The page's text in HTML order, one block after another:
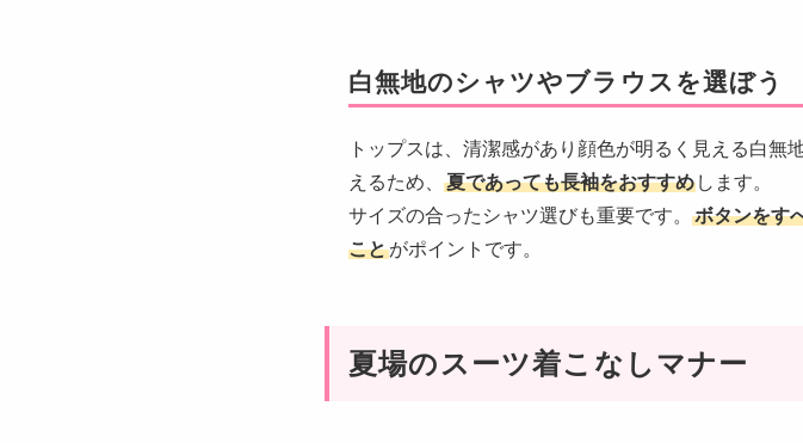
白無地のシャツやブラウスを選ぼう
トップスは、清潔感があり顔色が明るく見える白
えるため、 夏であっても長袖をおすすめ します。
サイズの合ったシャツ選びも重要です。 ボタンをす
ことがポイントです。
夏場のスーツ着こなしマナー